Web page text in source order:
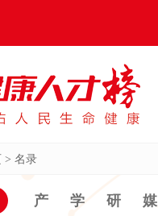
> 名录
产 学 研 媒